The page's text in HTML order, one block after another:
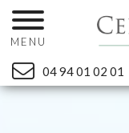
MENU
04 94 01 02 01